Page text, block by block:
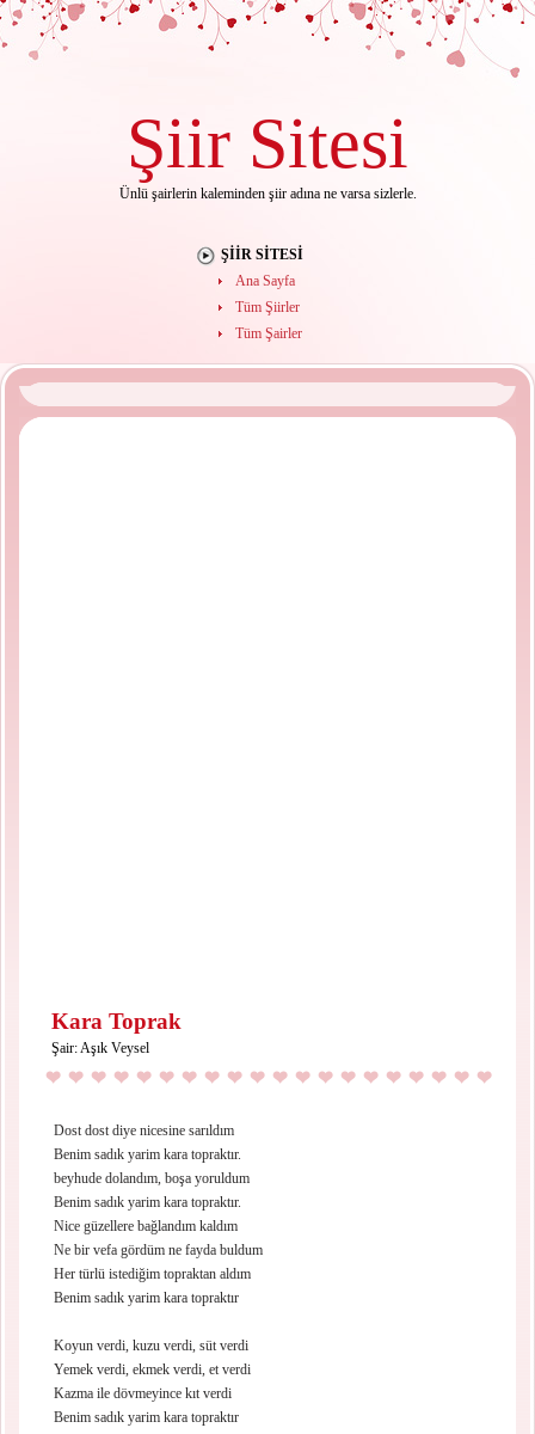
Şiir Sitesi
Ünlü şairlerin kaleminden şiir adına ne varsa sizlerle.
ŞIIR SITESI
Ana Sayfa
Tüm Şiirler
Tüm Şairler
Kara Toprak
Şair:Aşık Veysel
Dost dost diye nicesine sarıldım
Benim sadık yarim kara topraktır.
beyhude dolandım, boşa yoruldum
Benim sadık yarim kara topraktır.
Nice güzellere bağlandım kaldım
Ne bir vefa gördüm ne fayda buldum
Her türlü istediğim topraktan aldım
Benim sadık yarim kara topraktır
Koyun verdi, kuzu verdi, süt verdi
Yemek verdi, ekmek verdi, et verdi
Kazma ile dövmeyince kıt verdi
Benim sadık yarim kara topraktır